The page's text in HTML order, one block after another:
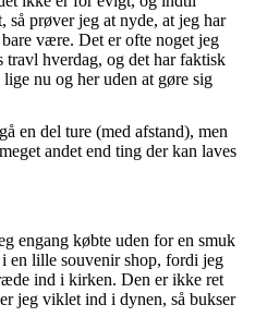
så prøver jeg at nyde, at jeg har
være. Det er ofte noget jeg
hverdag, og det har faktisk
nu og her uden at gøre sig
en del ture (med afstand), men
andet end ting der kan laves
engang købte uden for en smuk
en lille souvenir shop, fordi jeg
ind i kirken. Den er ikke ret
jeg viklet ind i dynen, så bukser